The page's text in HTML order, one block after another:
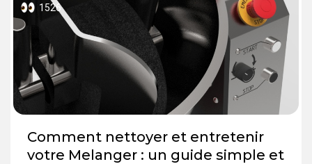
1526
Comment nettoyer et entretenir
votre Melanger : un guide simple et